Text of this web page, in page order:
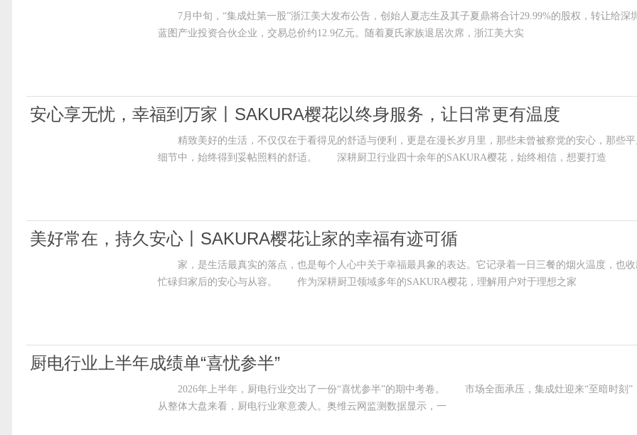
7月中旬，“集成灶第一股”浙江美大发布公告，创始人夏志生及其子夏鼎将合计29.99%的股权，转让给深
蓝图产业投资合伙企业，交易总价约12.9亿元。随着夏氏家族退居次席，浙江美大实
安心享无忧，幸福到万家丨SAKURA樱花以终身服务，让日常更有温度
精致美好的生活，不仅仅在于看得见的舒适与便利，更是在漫长岁月里，那些未曾被察觉的安心，那些平
细节中，始终得到妥帖照料的舒适。 深耕厨卫行业四十余年的SAKURA樱花，始终相信，想要打造
美好常在，持久安心丨SAKURA樱花让家的幸福有迹可循
家，是生活最真实的落点，也是每个人心中关于幸福最具象的表达。它记录着一日三餐的烟火温度，也收
忙碌归家后的安心与从容。 作为深耕厨卫领域多年的SAKURA樱花，理解用户对于理想之家
厨电行业上半年成绩单“喜忧参半”
2026年上半年，厨电行业交出了一份“喜忧参半”的期中考卷。 市场全面承压，集成灶迎来“至暗时
从整体大盘来看，厨电行业寒意袭人。奥维云网监测数据显示，一